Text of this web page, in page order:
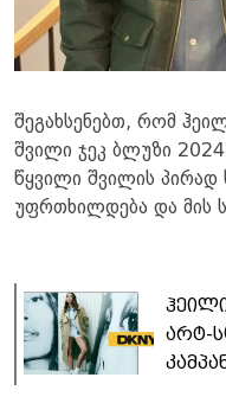
შეგახსენებთ, რომ
შვილი ჯეკ ბლუზი
წყვილი შვილის პირად
უფრთხილდება და მის
არტ-